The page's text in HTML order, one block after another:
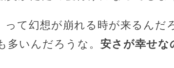
て幻想が崩れる時が来るんだ
多いんだろうな。 安さが幸せな